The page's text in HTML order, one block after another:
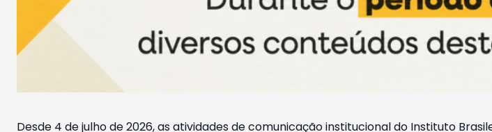
Desde 4 de julho de 2026, as atividades de comunicação institucional do Instituto